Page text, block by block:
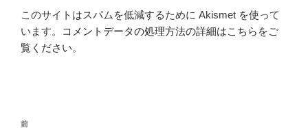
このサイトはスパムを低減するために Akismet を使って
います。
コメントデータの処理方法の詳細はこちらをご
覧ください。
投
過
前